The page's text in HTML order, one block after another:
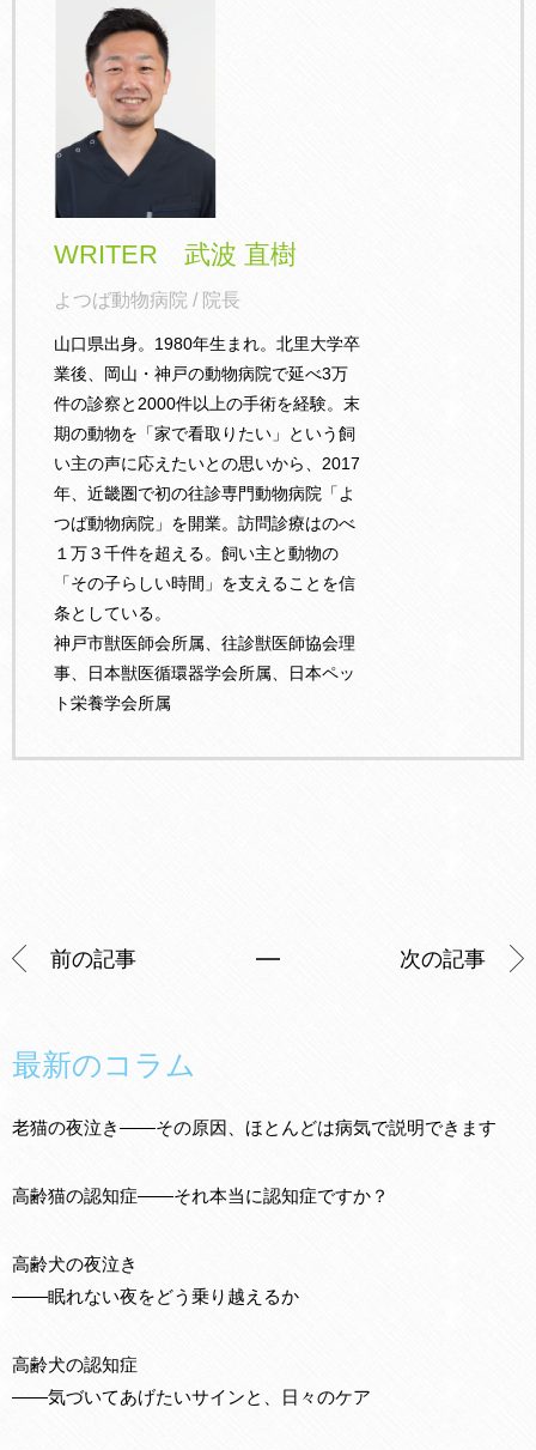
WRITER 武波 直樹
よつば動物病院 / 院長
山口県出身。1980年生まれ。北里大学卒
業後、岡山・神戸の動物病院で延べ3万
件の診察と2000件以上の手術を経験。末
期の動物を「家で看取りたい」という飼
い主の声に応えたいとの思いから、2017
年、近畿圏で初の往診専門動物病院「よ
つば動物病院」を開業。訪問診療はのべ
１万３千件を超える。飼い主と動物の
「その子らしい時間」を支えることを信
条としている。
神戸市獣医師会所属、往診獣医師協会理
事、日本獣医循環器学会所属、日本ペッ
ト栄養学会所属
前の記事 次の記事
最新のコラム
老猫の夜泣き——その原因、ほとんどは病気で説明できます
高齢猫の認知症——それ本当に認知症ですか？
高齢犬の夜泣き
——眠れない夜をどう乗り越えるか
高齢犬の認知症
——気づいてあげたいサインと、日々のケア